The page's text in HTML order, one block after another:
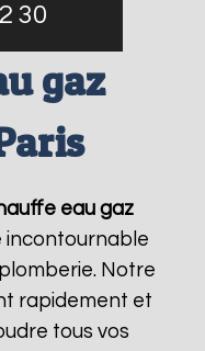
30
gaz
eau gaz
incontournable
Notre
rapidement et
tous vos